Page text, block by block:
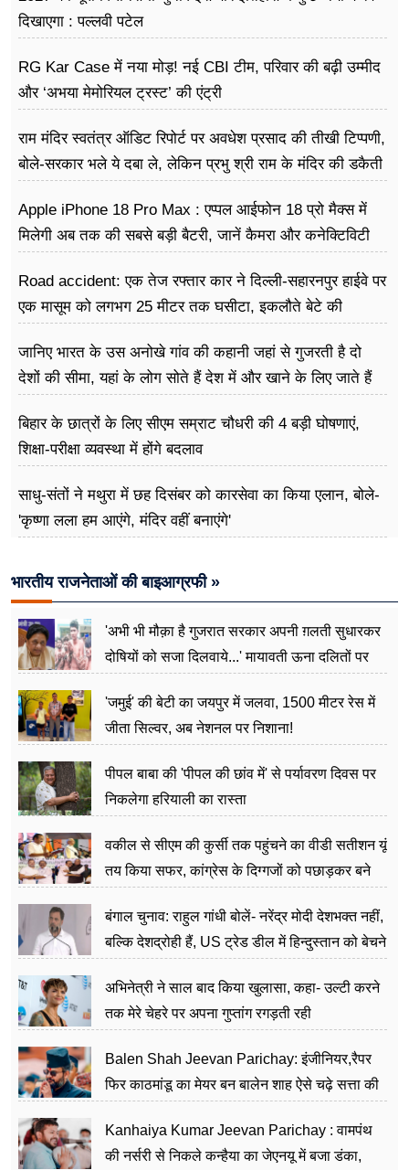
दिखाएगा : पल्लवी पटेल
RG Kar Case में नया मोड़! नई CBI टीम, परिवार की बढ़ी उम्मीद
और ‘अभया मेमोरियल ट्रस्ट’ की एंट्री
राम मंदिर स्वतंत्र ऑडिट रिपोर्ट पर अवधेश प्रसाद की तीखी टिप्पणी,
बोले-सरकार भले ये दबा ले, लेकिन प्रभु श्री राम के मंदिर की डकैती
Apple iPhone 18 Pro Max : एप्पल आईफोन 18 प्रो मैक्स में
मिलेगी अब तक की सबसे बड़ी बैटरी, जानें कैमरा और कनेक्टिविटी
Road accident: एक तेज रफ्तार कार ने दिल्ली-सहारनपुर हाईवे पर
एक मासूम को लगभग 25 मीटर तक घसीटा, इकलौते बेटे की
जानिए भारत के उस अनोखे गांव की कहानी जहां से गुजरती है दो
देशों की सीमा, यहां के लोग सोते हैं देश में और खाने के लिए जाते हैं
बिहार के छात्रों के लिए सीएम सम्राट चौधरी की 4 बड़ी घोषणाएं,
शिक्षा-परीक्षा व्यवस्था में होंगे बदलाव
साधु-संतों ने मथुरा में छह दिसंबर को कारसेवा का किया एलान, बोले-
'कृष्णा लला हम आएंगे, मंदिर वहीं बनाएंगे'
भारतीय राजनेताओं की बाइआग्रफी »
'अभी भी मौक़ा है गुजरात सरकार अपनी ग़लती सुधारकर
दोषियों को सजा दिलवाये...' मायावती ऊना दलितों पर
'जमुई' की बेटी का जयपुर में जलवा, 1500 मीटर रेस में
जीता सिल्वर, अब नेशनल पर निशाना!
पीपल बाबा की 'पीपल की छांव में' से पर्यावरण दिवस पर
निकलेगा हरियाली का रास्ता
वकील से सीएम की कुर्सी तक पहुंचने का वीडी सतीशन यूं
तय किया सफर, कांग्रेस के दिग्गजों को पछाड़कर बने
बंगाल चुनाव: राहुल गांधी बोलें- नरेंद्र मोदी देशभक्त नहीं,
बल्कि देशद्रोही हैं, US ट्रेड डील में हिन्दुस्तान को बेचने
अभिनेत्री ने साल बाद किया खुलासा, कहा- उल्टी करने
तक मेरे चेहरे पर अपना गुप्तांग रगड़ती रही
Balen Shah Jeevan Parichay: इंजीनियर,रैपर
फिर काठमांडू का मेयर बन बालेन शाह ऐसे चढ़े सत्ता की
Kanhaiya Kumar Jeevan Parichay : वामपंथ
की नर्सरी से निकले कन्हैया का जेएनयू में बजा डंका,